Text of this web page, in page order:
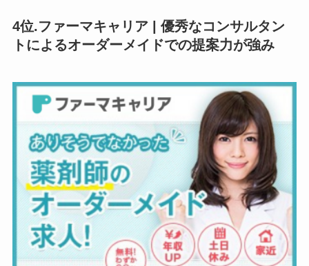
4位.ファーマキャリア | 優秀なコンサルタン
トによるオーダーメイドでの提案力が強み